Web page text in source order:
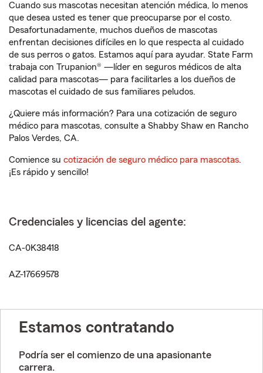
Cuando sus mascotas necesitan atención médica, lo menos
que desea usted es tener que preocuparse por el costo.
Desafortunadamente, muchos dueños de mascotas
enfrentan decisiones difíciles en lo que respecta al cuidado
de sus perros o gatos. Estamos aquí para ayudar. State Farm
trabaja con Trupanion® —líder en seguros médicos de alta
calidad para mascotas— para facilitarles a los dueños de
mascotas el cuidado de sus familiares peludos.
¿Quiere más información? Para una cotización de seguro
médico para mascotas, consulte a Shabby Shaw en Rancho
Palos Verdes, CA.
Comience su cotización de seguro médico para mascotas.
¡Es rápido y sencillo!
Credenciales y licencias del agente:
CA-0K38418
AZ-17669578
Estamos contratando
Podría ser el comienzo de una apasionante
carrera.